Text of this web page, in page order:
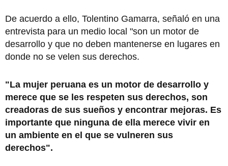
De acuerdo a ello, Tolentino Gamarra, señaló en una
entrevista para un medio local "son un motor de
desarrollo y que no deben mantenerse en lugares en
donde no se velen sus derechos.
"La mujer peruana es un motor de desarrollo y
merece que se les respeten sus derechos, son
creadoras de sus sueños y encontrar mejoras. Es
importante que ninguna de ella merece vivir en
un ambiente en el que se vulneren sus
derechos".